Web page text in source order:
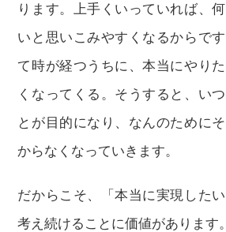
ります。上手くいっていれば、
いと思いこみやすくなるからで
て時が経つうちに、本当にやり
くなってくる。そうすると、い
とが目的になり、なんのために
からなくなっていきます。
だからこそ、「本当に実現した
考え続けることに価値があります。